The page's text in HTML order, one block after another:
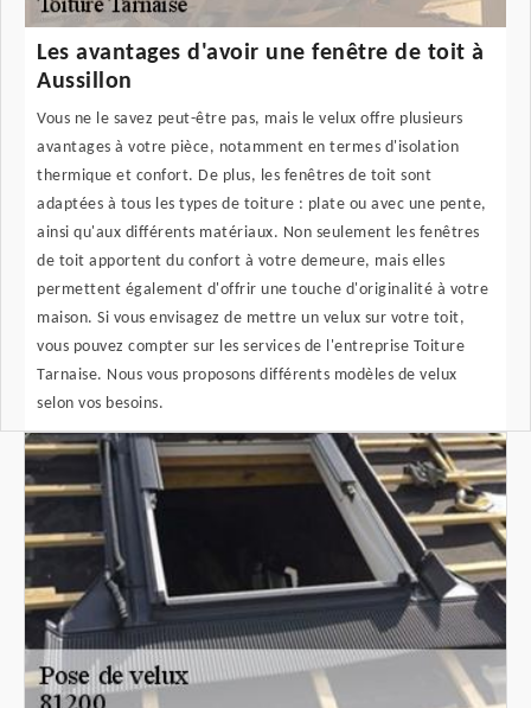
Les avantages d'avoir une fenêtre de toit à
Aussillon
Vous ne le savez peut-être pas, mais le velux offre plusieurs
avantages à votre pièce, notamment en termes d'isolation
thermique et confort. De plus, les fenêtres de toit sont
adaptées à tous les types de toiture : plate ou avec une pente,
ainsi qu'aux différents matériaux. Non seulement les fenêtres
de toit apportent du confort à votre demeure, mais elles
permettent également d'offrir une touche d'originalité à votre
maison. Si vous envisagez de mettre un velux sur votre toit,
vous pouvez compter sur les services de l'entreprise Toiture
Tarnaise. Nous vous proposons différents modèles de velux
selon vos besoins.